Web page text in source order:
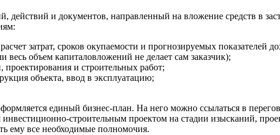
и документов, направленный на вложение средств в
затрат, сроков окупаемости и прогнозируемых показателей
весь объем капиталовложений не делает сам заказчик);
и строительных работ;
объекта, ввод в эксплуатацию;
единый бизнес-план. На него можно ссылаться в
строительным проектом на стадии изысканий,
ему все необходимые полномочия.